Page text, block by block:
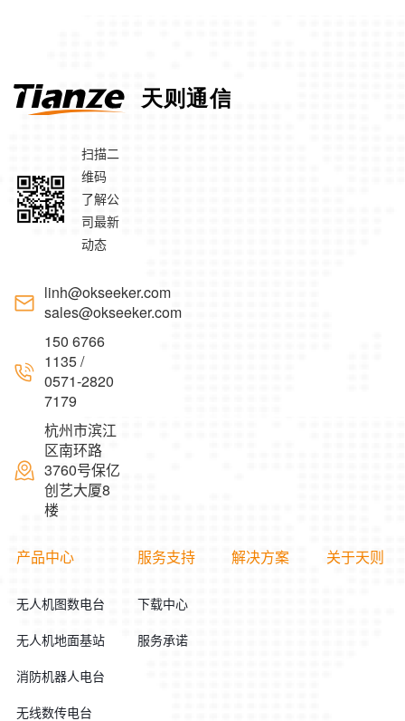
扫描二
维码
了解公
司最新
动态
linh@okseeker.com
sales@okseeker.com
150 6766
1135 /
0571-2820
7179
杭州市滨江
区南环路
3760号保亿
创艺大厦8
楼
产品中心
无人机图数电台
无人机地面基站
消防机器人电台
无线数传电台
服务支持
下载中心
服务承诺
解决方案 关于天则